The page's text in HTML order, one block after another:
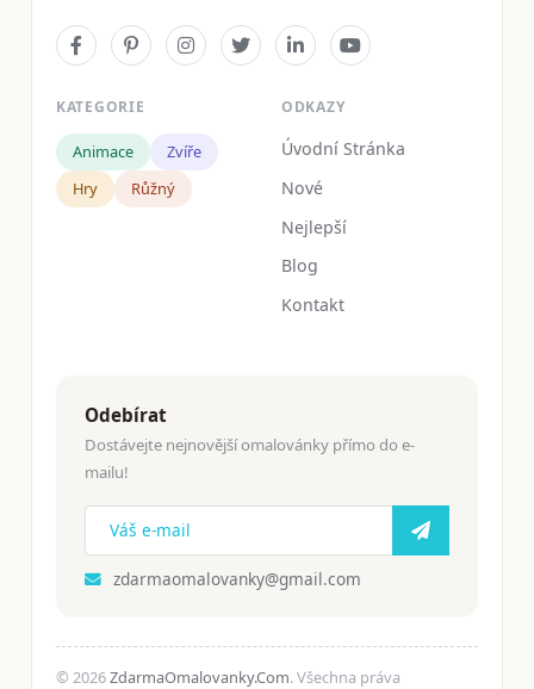
KATEGORIE
Animace
Zvíře
Hry
Růžný
ODKAZY
Úvodní Stránka
Nové
Nejlepší
Blog
Kontakt
Odebírat
Dostávejte nejnovější omalovánky přímo do e-
mailu!
zdarmaomalovanky@gmail.com
© 2026ZdarmaOmalovanky.Com. Všechna práva